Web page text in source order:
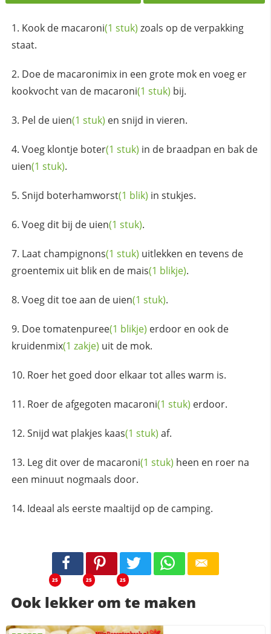
Kook de macaroni(1 stuk) zoals op de verpakking
staat.
Doe de macaronimix in een grote mok en voeg er
kookvocht van de macaroni(1 stuk) bij.
Pel de uien(1 stuk) en snijd in vieren.
Voeg klontje boter(1 stuk) in de braadpan en bak de
uien(1 stuk).
Snijd boterhamworst(1 blik) in stukjes.
Voeg dit bij de uien(1 stuk).
Laat champignons(1 stuk) uitlekken en tevens de
groentemix uit blik en de mais(1 blikje).
Voeg dit toe aan de uien(1 stuk).
Doetomatenpuree(1 blikje) erdoor en ook de
kruidenmix(1 zakje) uit de mok.
Roer het goed door elkaar tot alles warm is.
Roer de afgegoten macaroni(1 stuk) erdoor.
Snijd wat plakjes kaas(1 stuk) af.
Leg dit over de macaroni(1 stuk) heen en roer na
een minuut nogmaals door.
Ideaal als eerste maaltijd op de camping.
25 25 25
Ook lekker om te maken